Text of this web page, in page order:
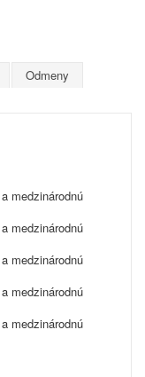
Odmeny
medzinárodnú
medzinárodnú
medzinárodnú
medzinárodnú
medzinárodnú